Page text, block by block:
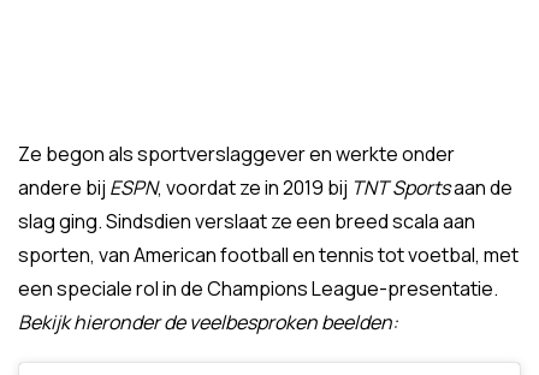
Ze begon als sportverslaggever en werkte onder
andere bij ESPN, voordat ze in 2019 bij TNT Sportsaan de
slag ging. Sindsdien verslaat ze een breed scala aan
sporten, van American football en tennis tot voetbal, met
een speciale rol in de Champions League-presentatie.
Bekijk hieronder de veelbesproken beelden: